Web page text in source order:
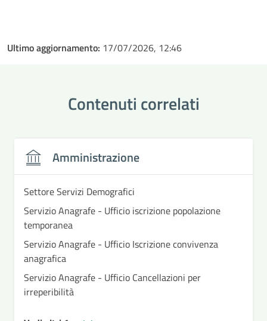
Ultimo aggiornamento: 17/07/2026, 12:46
Contenuti correlati
Amministrazione
Settore Servizi Demografici
Servizio Anagrafe - Ufficio iscrizione popolazione
temporanea
Servizio Anagrafe - Ufficio Iscrizione convivenza
anagrafica
Servizio Anagrafe - Ufficio Cancellazioni per
irreperibilità